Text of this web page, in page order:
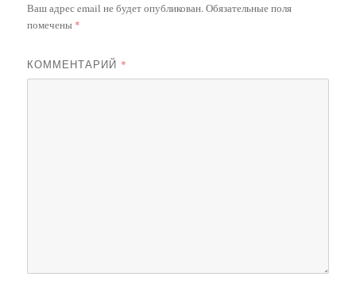
Ваш адрес email не будет опубликован.Обязательные поля
помечены *
КОММЕНТАРИЙ *